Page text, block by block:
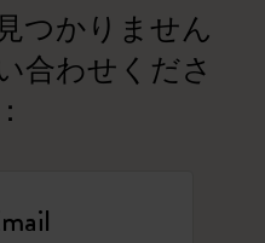
つかりません
合わせくださ